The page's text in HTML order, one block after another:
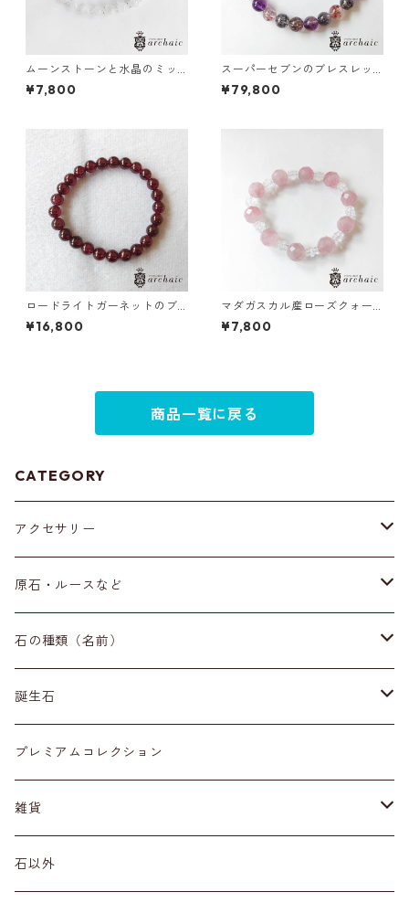
ムーンストーンと水晶のミッ
クスブレスレット（6mm）
¥7,800
スーパーセブンのブレスレッ
ト（6mm）
¥79,800
ロードライトガーネットのブ
レスレット(7mm)
¥16,800
マダガスカル産ローズクォー
ツと水晶のブレスレット
¥7,800
商品一覧に戻る
CATEGORY
アクセサリー
ブレスレット
イヤリング・ピアス
ネックレス・ペンダントトップ
リング
材質
プラチナ
その他アクセサリー
原石・ルースなど
原石
丸玉
標本
磨き石
ルース
石の種類（名前）
ア行
アイオライト
アクアマリン
カ行
カーネリアン
カイヤナイト
サ行
サファイア
タ行
誕生石
１月
２月
３月
プレミアムコレクション
雑貨
天然石雑貨
石以外